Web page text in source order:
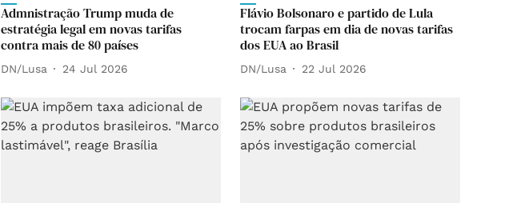
Admnistração Trump muda de
estratégia legal em novas tarifas
contra mais de 80 países
DN/Lusa 24 Jul 2026
Flávio Bolsonaro e partido de Lula
trocam farpas em dia de novas tarifas
dos EUA ao Brasil
DN/Lusa 22 Jul 2026